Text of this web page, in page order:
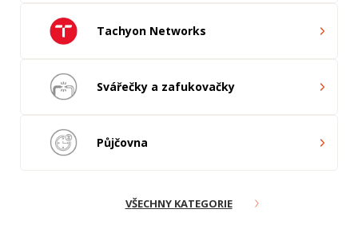
VŠECHNY KATEGORIE
Tachyon Networks
Svářečky a zafukovačky
Půjčovna